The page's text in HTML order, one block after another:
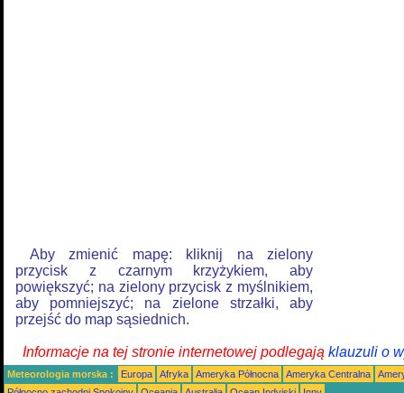
Aby zmienić mapę: kliknij na zielony
przycisk z czarnym krzyżykiem, aby
powiększyć; na zielony przycisk z myślnikiem,
aby pomniejszyć; na zielone strzałki, aby
przejść do map sąsiednich.
Informacje na tej stronie internetowej podlegają klauzuli o
Meteorologia morska : Europa Afryka Ameryka Północna Ameryka Centralna